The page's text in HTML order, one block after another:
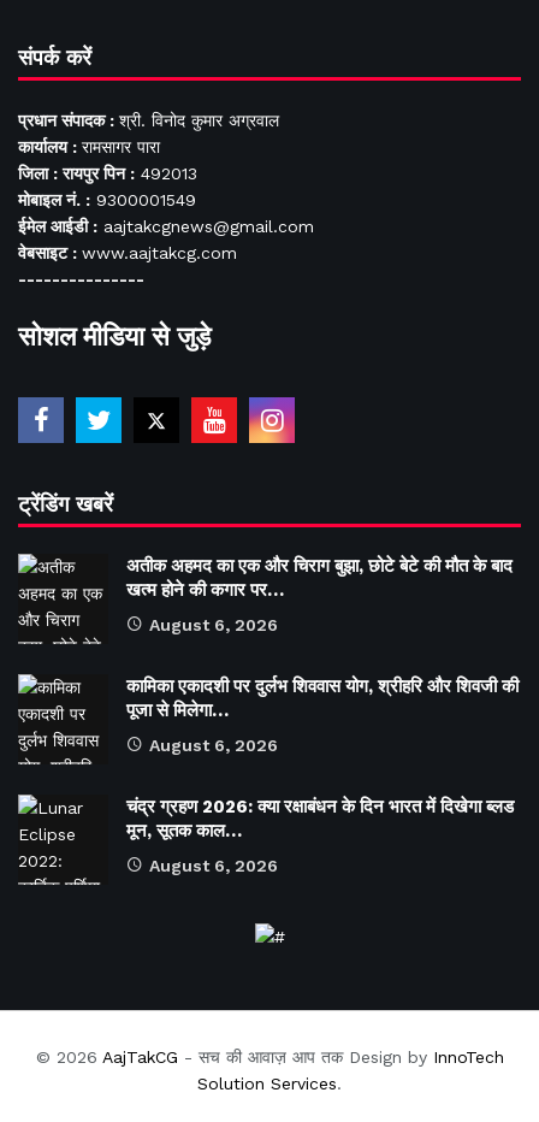
संपर्क करें
प्रधान संपादक : श्री. विनोद कुमार अग्रवाल
कार्यालय : रामसागर पारा
जिला : रायपुर पिन : 492013
मोबाइल नं. : 9300001549
ईमेल आईडी : aajtakcgnews@gmail.com
वेबसाइट : www.aajtakcg.com
---------------
सोशल मीडिया से जुड़े
ट्रेंडिंग खबरें
अतीक अहमद का एक और चिराग बुझा, छोटे बेटे की मौत के बाद
खत्म होने की कगार पर…
August 6, 2026
कामिका एकादशी पर दुर्लभ शिववास योग, श्रीहरि और शिवजी की
पूजा से मिलेगा…
August 6, 2026
चंद्र ग्रहण 2026: क्या रक्षाबंधन के दिन भारत में दिखेगा ब्लड
मून, सूतक काल…
August 6, 2026
© 2026 AajTakCG - सच की आवाज़ आप तक Design by InnoTech
Solution Services.